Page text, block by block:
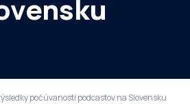
počúvanosti podcastov na Slovensku